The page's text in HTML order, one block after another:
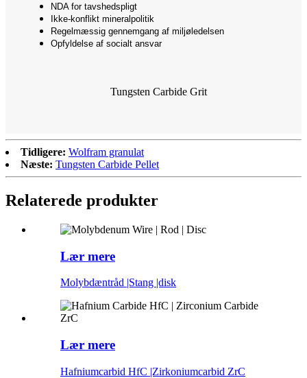
NDA for tavshedspligt
Ikke-konflikt mineralpolitik
Regelmæssig gennemgang af miljøledelsen
Opfyldelse af socialt ansvar
Tungsten Carbide Grit
Tidligere: Wolfram granulat
Næste: Tungsten Carbide Pellet
Relaterede produkter
Lær mere
Molybdæntråd |Stang |disk
Lær mere
Hafniumcarbid HfC |Zirkoniumcarbid ZrC